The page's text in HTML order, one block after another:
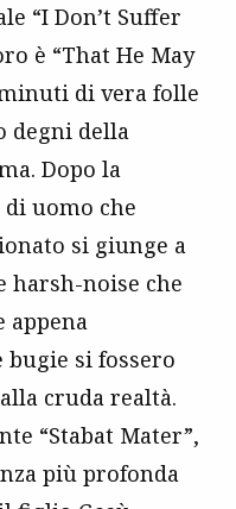
“I Don’t Suffer
è “That He May
di vera folle
degni della
Dopo la
uomo che
si giunge a
harsh-noise che
appena
bugie si fossero
cruda realtà.
“Stabat Mater”,
più profonda